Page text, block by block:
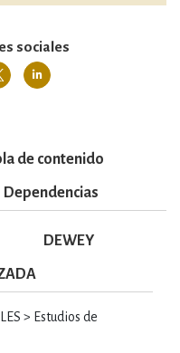
sociales
de contenido
Dependencias
DEWEY
> Estudios de